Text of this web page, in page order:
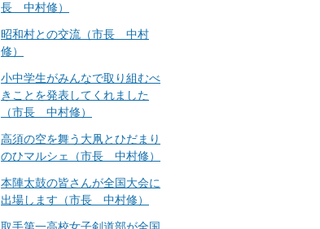
長 中村修）
昭和村との交流（市長 中村
修）
小中学生がみんなで取り組むべ
きことを発表してくれました
（市長 中村修）
高須の空を舞う大凧とひだまり
のひマルシェ（市長 中村修）
本陣太鼓の皆さんが全国大会に
出場します（市長 中村修）